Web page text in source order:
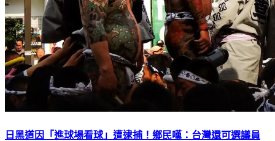
日黑道因「進球場看球」遭逮捕！鄉民嘆：台灣還可選議員